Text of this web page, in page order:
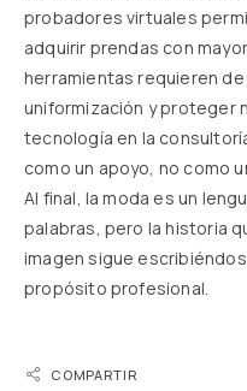
probadores virtuales
adquirir prendas con
herramientas requieren
uniformización y proteger
tecnología en la
como un apoyo, no como
Al final, la moda es un
palabras, pero la historia
imagen sigue
propósito profesional.
COMPARTIR